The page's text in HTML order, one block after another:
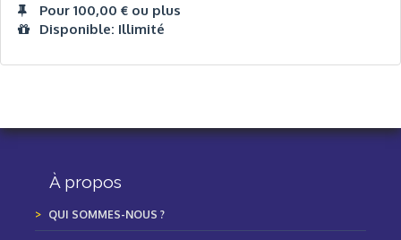
Pour 100,00 € ou plus
Disponible: Illimité
À propos
QUI SOMMES-NOUS ?